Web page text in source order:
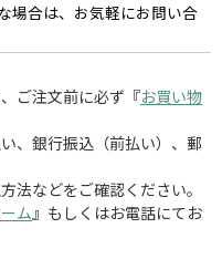
場合は、お気軽にお問い合
ご注文前に必ず『お買い物
、銀行振込（前払い）、郵
法などをご確認ください。
ム 』もしくはお電話にてお